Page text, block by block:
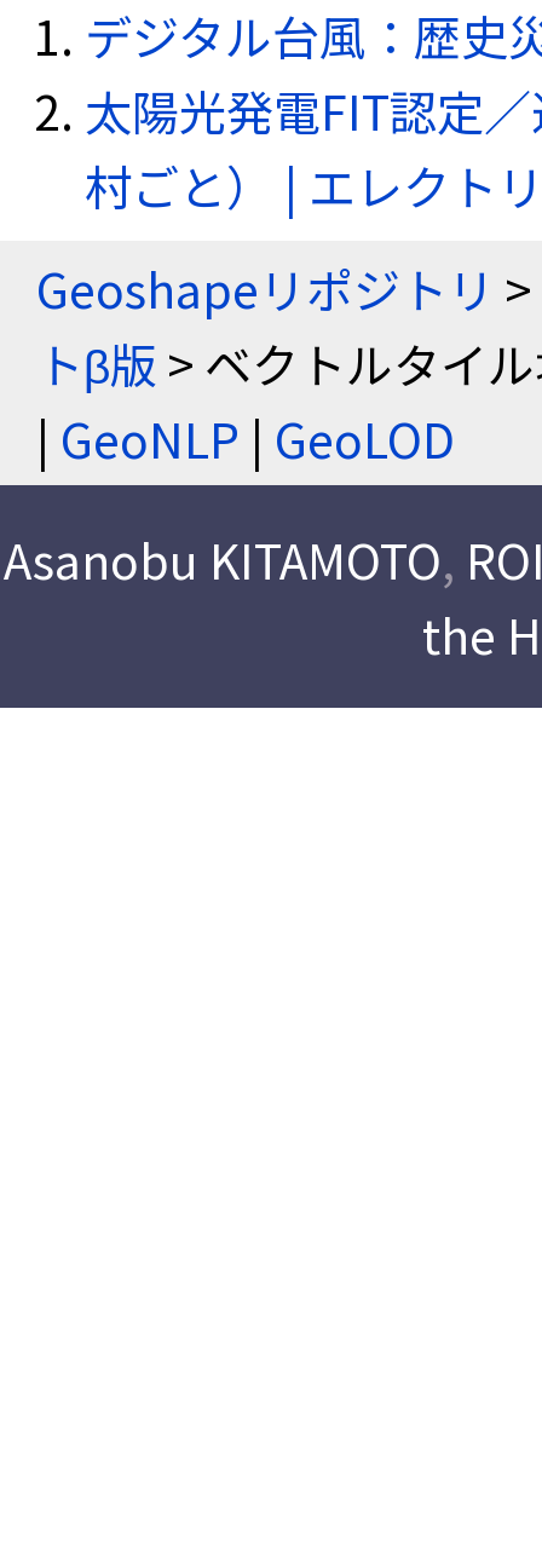
デジタル台風：歴史
太陽光発電FIT認定
村ごと） | エレクト
Geoshapeリポジトリ >
トβ版 > ベクトルタイ
| GeoNLP | GeoLOD
Asanobu KITAMOTO,
the